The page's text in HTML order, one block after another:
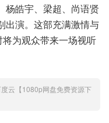
杨皓宇、梁超、尚语贤
出演。这部充满激情与
为观众带来一场视听
度云【1080p网盘免费资源下